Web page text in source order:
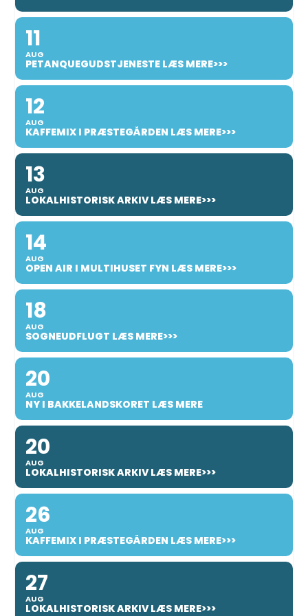
11
AUG
PETANQUEGUDSTJENESTE LÆS MERE>>>
12
AUG
KAFFEMIX I PRÆSTEGÅRDEN LÆS MERE>>>
13
AUG
LOKALHISTORISK ARKIV LÆS MERE>>>
14
AUG
OPEN AIR I MULTIHUSET FYN LÆS MERE>>>
18
AUG
SOGNEUDFLUGT LÆS MERE>>>
20
AUG
NY I BAKKELANDSKORET LÆS MERE
20
AUG
LOKALHISTORISK ARKIV LÆS MERE>>>
26
AUG
KAFFEMIX I PRÆSTEGÅRDEN LÆS MERE>>>
27
AUG
LOKALHISTORISK ARKIV LÆS MERE>>>